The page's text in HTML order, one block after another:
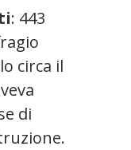
: 443
circa il
di